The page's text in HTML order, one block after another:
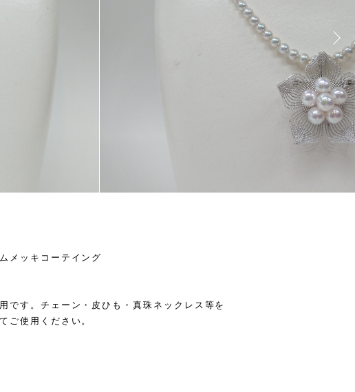
メッキコーテイング
です。チェーン・皮ひも・真珠ネックレス等を
ご使用ください。